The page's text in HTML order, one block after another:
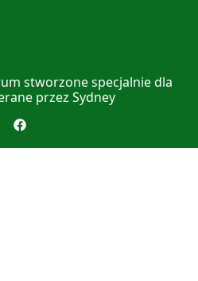
stworzone specjalnie dla
przez Sydney